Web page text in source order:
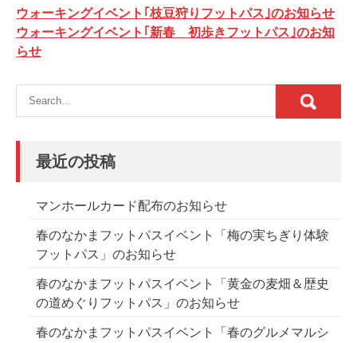
投
稿
ナ
ビ
ゲ
シ
ョ
ン
ウォーキングイベント｢枝豆狩りフットパス｣のお知らせ
ウォーキングイベント｢新春 初歩きフットパス｣のお知
らせ
最近の投稿
マンホールカード配布のお知らせ
春のなかまフットパスイベント「梅の実ちぎり体験
フットパス」のお知らせ
春のなかまフットパスイベント「黄金の麦畑＆歴史
の道めぐりフットパス」のお知らせ
春のなかまフットパスイベント「春のグルメマルシ